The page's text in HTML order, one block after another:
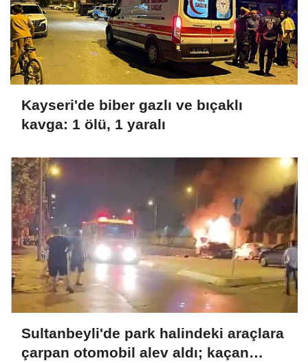
Kayseri'de biber gazlı ve bıçaklı
kavga: 1 ölü, 1 yaralı
Sultanbeyli'de park halindeki araçlara
çarpan otomobil alev aldı; kaçan